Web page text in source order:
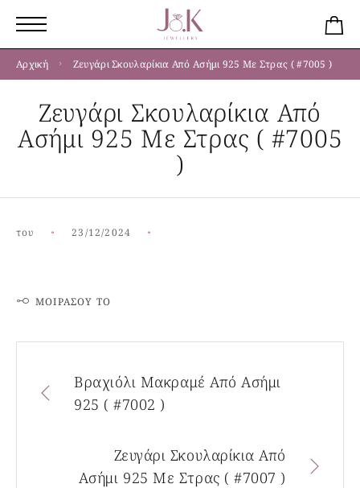
Αρχική Ζευγάρι Σκουλαρίκια Από Ασήμι 925 Με Στρας ( #7005 )
Ζευγάρι Σκουλαρίκια Από
Ασήμι 925 Με Στρας ( #7005
)
του 23/12/2024
ΜΟΙΡΆΣΟΥ ΤΟ
Βραχιόλι Μακραμέ Από Ασήμι
925 ( #7002 )
Ζευγάρι Σκουλαρίκια Από
Ασήμι 925 Με Στρας ( #7007 )